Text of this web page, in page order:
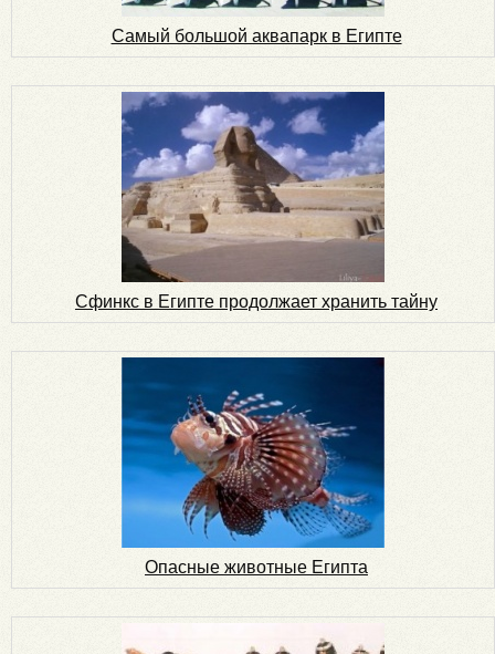
Самый большой аквапарк в Египте
Сфинкс в Египте продолжает хранить тайну
Опасные животные Египта